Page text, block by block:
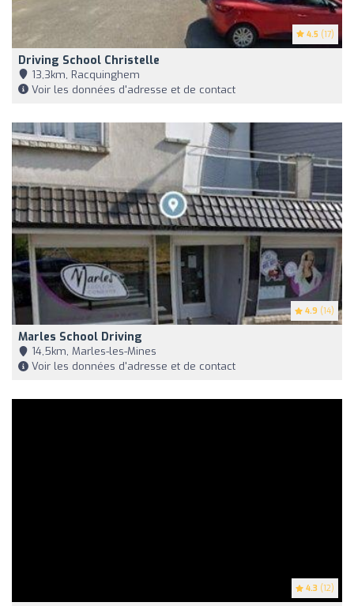
4.5 (17)
Driving School Christelle
13,3km, Racquinghem
Voir les données d'adresse et de contact
4.9 (14)
Marles School Driving
14,5km, Marles-les-Mines
Voir les données d'adresse et de contact
4.3 (12)